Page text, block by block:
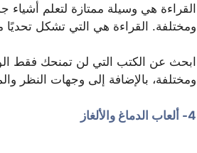
القراءة هي وسيلة ممتازة لتعلم أشياء
ومختلفة. القراءة هي التي تشكل تحديًا
ابحث عن الكتب التي لن تمنحك فقط
ومختلفة، بالإضافة إلى وجهات النظر
4- ألعاب الدماغ والألغاز